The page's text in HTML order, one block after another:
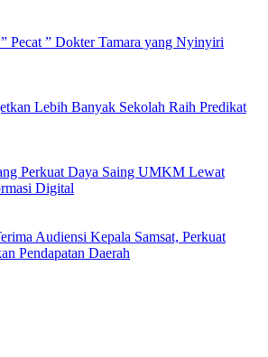
Pecat ” Dokter Tamara yang Nyinyiri
Lebih Banyak Sekolah Raih Predikat
Perkuat Daya Saing UMKM Lewat
Digital
Audiensi Kepala Samsat, Perkuat
Pendapatan Daerah